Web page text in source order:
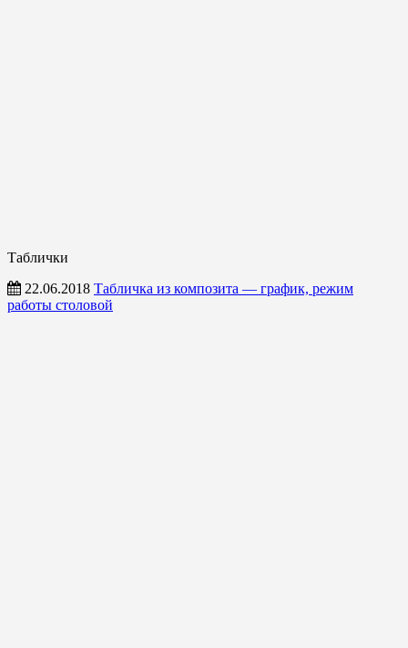
Таблички
22.06.2018 Табличка из композита — график, режим
работы столовой